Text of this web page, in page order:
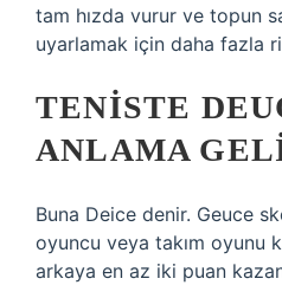
tam hızda vurur ve topun
uyarlamak için daha fazla
TENISTE
ANLAMA
Buna Deice denir. Geuce
oyuncu veya takım oyunu
arkaya en az iki puan